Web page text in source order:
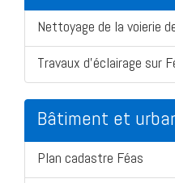
Nettoyage de la voierie
Travaux d'éclairage sur
Bâtiment et
Plan cadastre Féas